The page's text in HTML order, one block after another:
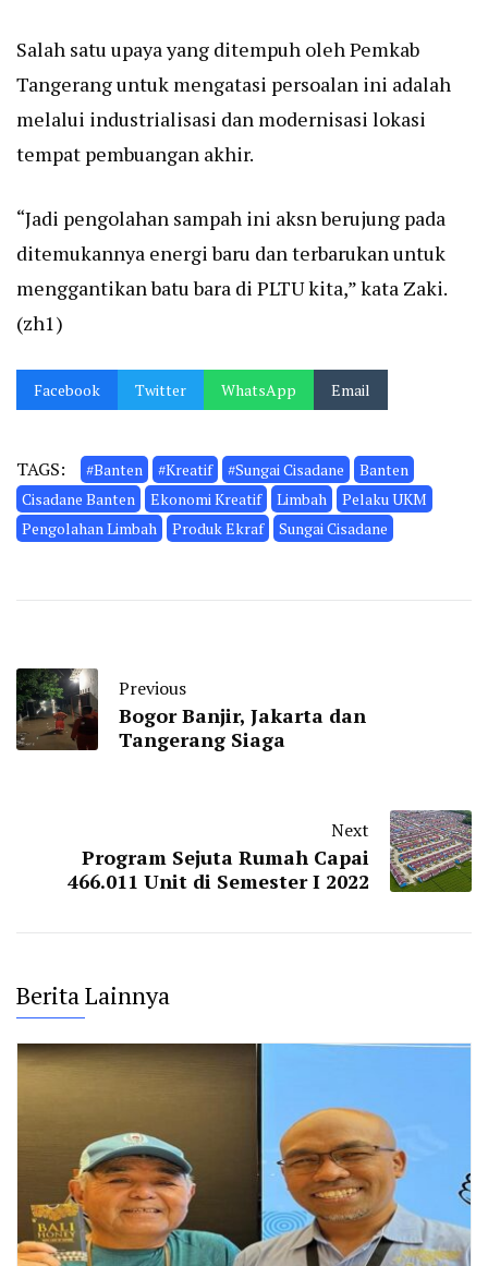
Salah satu upaya yang ditempuh oleh Pemkab
Tangerang untuk mengatasi persoalan ini adalah
melalui industrialisasi dan modernisasi lokasi
tempat pembuangan akhir.
“Jadi pengolahan sampah ini aksn berujung pada
ditemukannya energi baru dan terbarukan untuk
menggantikan batu bara di PLTU kita,” kata Zaki.
(zh1)
Facebook Twitter WhatsApp Email
TAGS: #Banten #Kreatif #Sungai Cisadane
Banten
Cisadane Banten
Ekonomi Kreatif Limbah
Pelaku UKM
Pengolahan Limbah
Produk Ekraf Sungai Cisadane
Previous
Bogor Banjir, Jakarta dan
Tangerang Siaga
Next
Program Sejuta Rumah Capai
466.011 Unit di Semester I 2022
Berita Lainnya